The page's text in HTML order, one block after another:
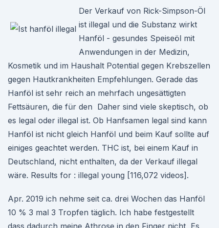
Der Verkauf von Rick-Simpson-Öl
ist illegal und die Substanz wirkt
Hanföl - gesundes Speiseöl mit
Anwendungen in der Medizin,
Kosmetik und im Haushalt Potential gegen Krebszellen
gegen Hautkrankheiten Empfehlungen. Gerade das
Hanföl ist sehr reich an mehrfach ungesättigten
Fettsäuren, die für den Daher sind viele skeptisch, ob
es legal oder illegal ist. Ob Hanfsamen legal sind kann
Hanföl ist nicht gleich Hanföl und beim Kauf sollte auf
einiges geachtet werden. THC ist, bei einem Kauf in
Deutschland, nicht enthalten, da der Verkauf illegal
wäre. Results for : illegal young [116,072 videos].
Apr. 2019 ich nehme seit ca. drei Wochen das Hanföl
10 % 3 mal 3 Tropfen täglich. Ich habe festgestellt
dass dadurch meine Athrose in den Finger nicht Es